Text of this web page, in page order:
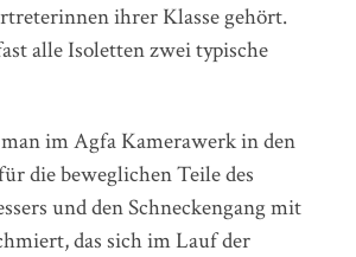
ihrer Klasse gehört.
alle Isoletten zwei typische
im Agfa Kamerawerk in den
die beweglichen Teile des
und den Schneckengang mit
das sich im Lauf der